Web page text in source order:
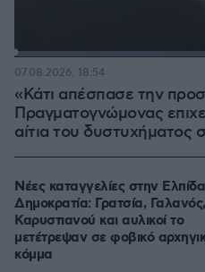
«Κάτι απέσπασε την
Πραγματογνώμονας
αίτια του δυστυχήματος
07.08.2026, 18:54
Νέες καταγγελίες στην
Δημοκρατία: Γρατσία, Γαλανός,
Καρυστιανού και αυλικοί το
μετέτρεψαν σε φοβικό
κόμμα